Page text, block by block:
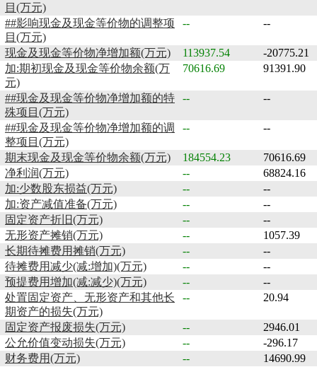
目(万元)
##影响现金及现金等价物的调整项
目(万元)
-- --
现金及现金等价物净增加额(万元) 113937.54
-20775.21
加:期初现金及现金等价物余额(万
元)
70616.69 91391.90
##现金及现金等价物净增加额的特
殊项目(万元)
-- --
##现金及现金等价物净增加额的调
整项目(万元)
-- --
期末现金及现金等价物余额(万元) 184554.23
70616.69
净利润(万元)
--
68824.16
加:少数股东损益(万元)
--
--
加:资产减值准备(万元)
--
--
固定资产折旧(万元)
--
--
无形资产摊销(万元)
--
1057.39
长期待摊费用摊销(万元)
--
--
待摊费用减少(减:增加)(万元)
--
--
预提费用增加(减:减少)(万元)
--
--
处置固定资产、无形资产和其他长
期资产的损失(万元)
-- 20.94
固定资产报废损失(万元) --
2946.01
公允价值变动损失(万元)
--
-296.17
财务费用(万元)
--
14690.99